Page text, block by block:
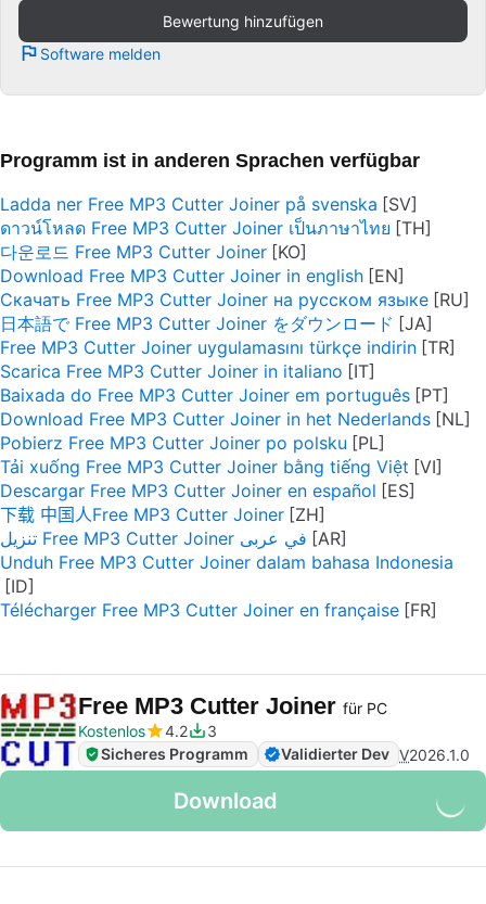
Bewertung hinzufügen
Software melden
Programm ist in anderen Sprachen verfügbar
Ladda ner Free MP3 Cutter Joiner på svenska
ดาวน์โหลด Free MP3 Cutter Joiner เป็นภาษาไทย
다운로드 Free MP3 Cutter Joiner
Download Free MP3 Cutter Joiner in english
Скачать Free MP3 Cutter Joiner на русском языке
日本語で Free MP3 Cutter Joiner をダウンロード
Free MP3 Cutter Joiner uygulamasını türkçe indirin
Scarica Free MP3 Cutter Joiner in italiano
Baixada do Free MP3 Cutter Joiner em português
Download Free MP3 Cutter Joiner in het Nederlands
Pobierz Free MP3 Cutter Joiner po polsku
Tải xuống Free MP3 Cutter Joiner bằng tiếng Việt
Descargar Free MP3 Cutter Joiner en español
下载 中国人Free MP3 Cutter Joiner
تنزيل Free MP3 Cutter Joiner في عربى
Unduh Free MP3 Cutter Joiner dalam bahasa Indonesia
Télécharger Free MP3 Cutter Joiner en française
Free MP3 Cutter Joiner für PC
Kostenlos
4.2
3
Sicheres Programm
Validierter Dev V2026.1.0
Download